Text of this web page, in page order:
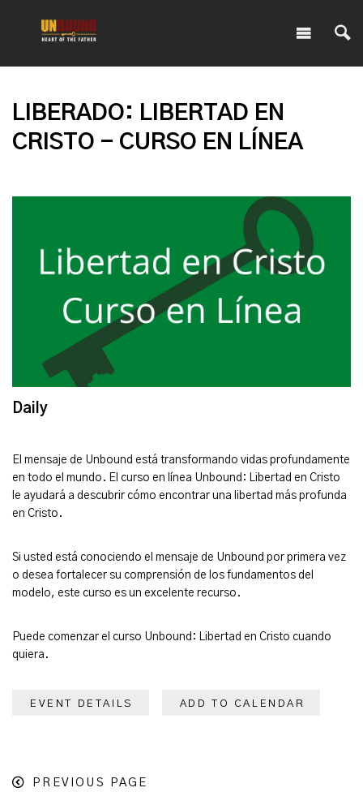
LIBERADO: LIBERTAD EN
CRISTO - CURSO EN LÍNEA
Daily
El mensaje de Unbound está transformando vidas profundamente
en todo el mundo. El curso en línea Unbound: Libertad en Cristo
le ayudará a descubrir cómo encontrar una libertad más profunda
en Cristo.
Si usted está conociendo el mensaje de Unbound por primera vez
o desea fortalecer su comprensión de los fundamentos del
modelo, este curso es un excelente recurso.
Puede comenzar el curso Unbound: Libertad en Cristo cuando
quiera.
EVENT DETAILS ADD TO CALENDAR
PREVIOUS PAGE